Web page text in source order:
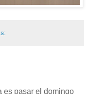
es pasar el domingo